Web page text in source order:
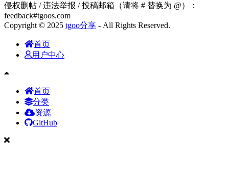
侵权删帖 / 违法举报 / 投稿邮箱（请将 # 替换为 @）：
feedback#tgoos.com
Copyright © 2025 tgoo分享 - All Rights Reserved.
首页
用户中心
首页
分类
资源
GitHub